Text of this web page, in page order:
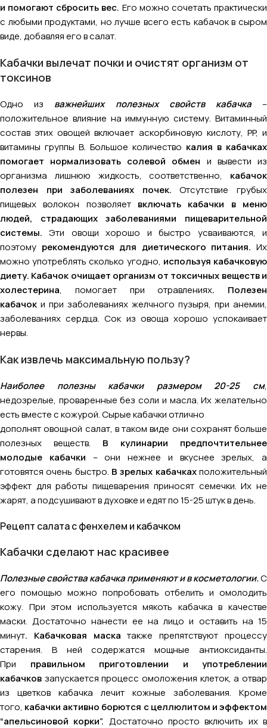
и помогают сбросить вес. Его можно сочетать практически
с любыми продуктами, но лучше всего есть кабачок в сыром
виде, добавляя его в салат.
Кабачки вылечат почки и очистят организм от
токсинов
Одно из важнейших полезных свойств кабачка–
положительное влияние на иммунную систему. Витаминный
состав этих овощей включает аскорбиновую кислоту, PP, и
витамины группы В. Большое количество калия в кабачках
помогает нормализовать солевой обмен и вывести из
организма лишнюю жидкость, соответственно, кабачок
полезен при заболеваниях почек. Отсутствие грубых
пищевых волокон позволяет включать кабачки в меню
людей, страдающих заболеваниями пищеварительной
системы. Эти овощи хорошо и быстро усваиваются, и
поэтому рекомендуются для диетического питания. Их
можно употреблять сколько угодно, используя кабачковую
диету. Кабачок очищает организм от токсичных веществ и
холестерина, помогает при отравлениях. Полезен
кабачок и при заболеваниях желчного пузыря, при анемии,
заболеваниях сердца. Сок из овоща хорошо успокаивает
нервы.
Как извлечь максимальную пользу?
Наиболее полезны кабачки размером 20-25 см,
недозрелые, проваренные без соли и масла. Их желательно
есть вместе с кожурой. Сырые кабачки отлично
дополнят овощной салат, в таком виде они сохранят больше
полезных веществ. В кулинарии предпочтительнее
молодые кабачки – они нежнее и вкуснее зрелых, а
готовятся очень быстро. В зрелых кабачкахположительный
эффект для работы пищеварения приносят семечки. Их не
жарят, а подсушивают в духовке и едят по 15-25 штук в день.
Рецепт салата с фенхелем и кабачком
Кабачки сделают нас красивее
Полезные свойства кабачка применяют и в косметологии.С
его помощью можно попробовать отбелить и омолодить
кожу. При этом используется мякоть кабачка в качестве
маски. Достаточно нанести ее на лицо и оставить на 15
минут. Кабачковая маска также препятствуют процессу
старения. В ней содержатся мощные антиоксиданты.
При правильном приготовлении и употреблении
кабачков запускается процесс омоложения клеток, а отвар
из цветков кабачка лечит кожные заболевания. Кроме
того, кабачки активно борются с целлюлитом и эффектом
“апельсиновой корки”. Достаточно просто включить их в